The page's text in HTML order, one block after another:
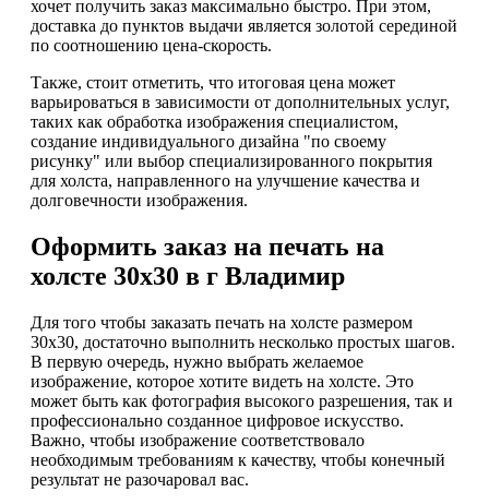
хочет получить заказ максимально быстро. При этом,
доставка до пунктов выдачи является золотой серединой
по соотношению цена-скорость.
Также, стоит отметить, что итоговая цена может
варьироваться в зависимости от дополнительных услуг,
таких как обработка изображения специалистом,
создание индивидуального дизайна "по своему
рисунку" или выбор специализированного покрытия
для холста, направленного на улучшение качества и
долговечности изображения.
Оформить заказ на печать на
холсте 30х30 в г Владимир
Для того чтобы заказать печать на холсте размером
30х30, достаточно выполнить несколько простых шагов.
В первую очередь, нужно выбрать желаемое
изображение, которое хотите видеть на холсте. Это
может быть как фотография высокого разрешения, так и
профессионально созданное цифровое искусство.
Важно, чтобы изображение соответствовало
необходимым требованиям к качеству, чтобы конечный
результат не разочаровал вас.